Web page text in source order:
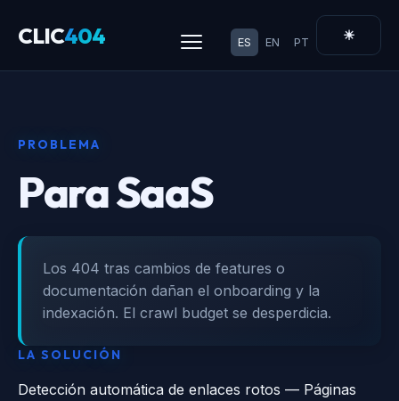
CLIC404 ES EN PT ☀
PROBLEMA
Para SaaS
Los 404 tras cambios de features o
documentación dañan el onboarding y la
indexación. El crawl budget se desperdicia.
LA SOLUCIÓN
Detección automática de enlaces rotos — Páginas